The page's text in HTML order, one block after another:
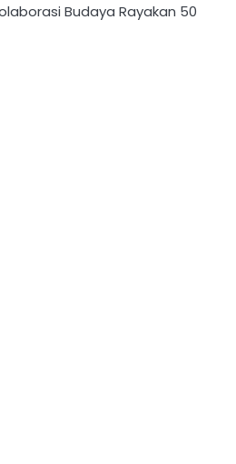
Budaya Rayakan 50